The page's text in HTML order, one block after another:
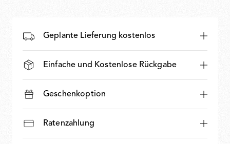
Geplante Lieferung kostenlos
Einfache und Kostenlose Rückgabe
Geschenkoption
Ratenzahlung